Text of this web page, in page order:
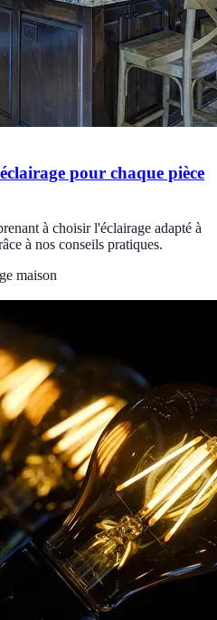
pour chaque pièce
à choisir l'éclairage adapté à
à nos conseils pratiques.
maison